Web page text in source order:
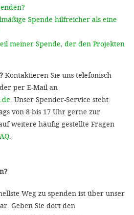
Spende hilfreicher als eine
meiner Spende, der den Projekten
Kontaktieren Sie uns telefonisch
per E-Mail an
. Unser Spender-Service steht
von 8 bis 17 Uhr gerne zur
weitere häufig gestellte Fragen
.
Weg zu spenden ist über unser
Geben Sie dort den